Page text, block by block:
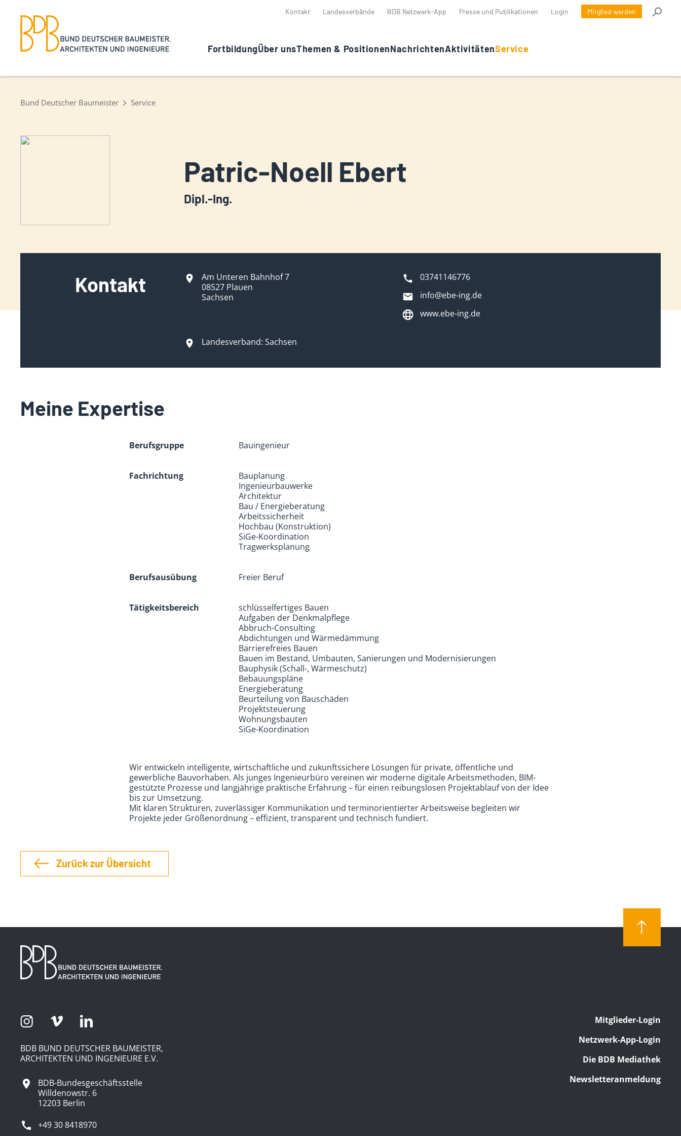
Kontakt Landesverbände BDB Netzwerk-App Presse und Publikationen Login Mitglied werden
FortbildungÜber unsThemen & PositionenNachrichtenAktivitätenService
Bund Deutscher Baumeister Service
Patric-Noell Ebert
Dipl.-Ing.
Kontakt
Am Unteren Bahnhof 7
08527 Plauen
Sachsen
03741146776
info@ebe-ing.de
www.ebe-ing.de
Landesverband: Sachsen
Meine Expertise
Berufsgruppe Bauingenieur
Fachrichtung
Bauplanung
Ingenieurbauwerke
Architektur
Bau / Energieberatung
Arbeitssicherheit
Hochbau (Konstruktion)
SiGe-Koordination
Tragwerksplanung
Berufsausübung Freier Beruf
Tätigkeitsbereich
schlüsselfertiges Bauen
Aufgaben der Denkmalpflege
Abbruch-Consulting
Abdichtungen und Wärmedämmung
Barrierefreies Bauen
Bauen im Bestand, Umbauten, Sanierungen und Modernisierungen
Bauphysik (Schall-, Wärmeschutz)
Bebauungspläne
Energieberatung
Beurteilung von Bauschäden
Projektsteuerung
Wohnungsbauten
SiGe-Koordination
Wir entwickeln intelligente, wirtschaftliche und zukunftssichere Lösungen für private, öffentliche und
gewerbliche Bauvorhaben. Als junges Ingenieurbüro vereinen wir moderne digitale Arbeitsmethoden, BIM-
gestützte Prozesse und langjährige praktische Erfahrung – für einen reibungslosen Projektablauf von der Idee
bis zur Umsetzung.
Mit klaren Strukturen, zuverlässiger Kommunikation und terminorientierter Arbeitsweise begleiten wir
Projekte jeder Größenordnung – effizient, transparent und technisch fundiert.
Zurück zur Übersicht
BDB BUND DEUTSCHER BAUMEISTER,
ARCHITEKTEN UND INGENIEURE E.V.
BDB-Bundesgeschäftsstelle
Willdenowstr. 6
12203 Berlin
+49 30 8418970
Mitglieder-Login
Netzwerk-App-Login
Die BDB Mediathek
Newsletteranmeldung